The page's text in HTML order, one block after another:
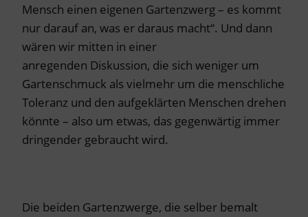
Mensch einen eigenen Gartenzwerg – es kommt
nur darauf an, was er daraus macht“. Und dann
wären wir mitten in einer
anregenden Diskussion, die sich weniger um
Gartenschmuck als vielmehr um die menschliche
Toleranz und den aufgeklärten Menschen drehen
könnte – also um etwas, das gegenwärtig immer
dringender gebraucht wird.
Die beiden Gartenzwerge, die selber bemalt